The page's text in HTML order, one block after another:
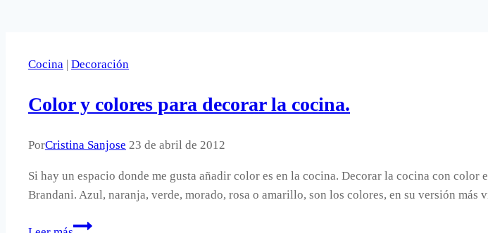
Cocina | Decoración
Color y colores para decorar la cocina.
PorCristina Sanjose 23 de abril de 2012
Si hay un espacio donde me gusta añadir color es en la cocina. Decorar la cocina con
Brandani. Azul, naranja, verde, morado, rosa o amarillo, son los colores, en su versión
Color